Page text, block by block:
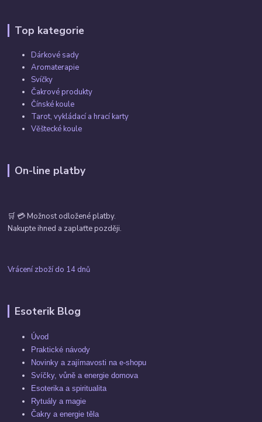
Top kategorie
Dárkové sady
Aromaterapie
Svíčky
Čakrové produkty
Čínské koule
Tarot, vykládací a hrací karty
Věštecké koule
On-line platby
🛒 💳 Možnost odložené platby.
Nakupte ihned a zaplaťte později.
Vrácení zboží do 14 dnů
Esoterik Blog
Úvod
Praktické návody
Novinky a zajímavosti na e-shopu
Svíčky, vůně a energie domova
Esoterika a spiritualita
Rytuály a magie
Čakry a energie těla